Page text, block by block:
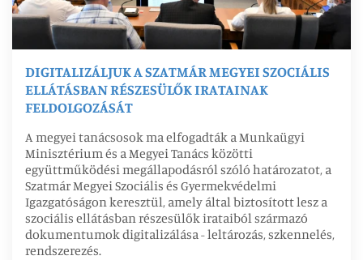
DIGITALIZÁLJUK A SZATMÁR MEGYEI SZOCIÁLIS
ELLÁTÁSBAN RÉSZESÜLŐK IRATAINAK
FELDOLGOZÁSÁT
A megyei tanácsosok ma elfogadták a Munkaügyi
Minisztérium és a Megyei Tanács közötti
együttműködési megállapodásról szóló határozatot, a
Szatmár Megyei Szociális és Gyermekvédelmi
Igazgatóságon keresztül, amely által biztosított lesz a
szociális ellátásban részesülők irataiból származó
dokumentumok digitalizálása - leltározás, szkennelés,
rendszerezés.